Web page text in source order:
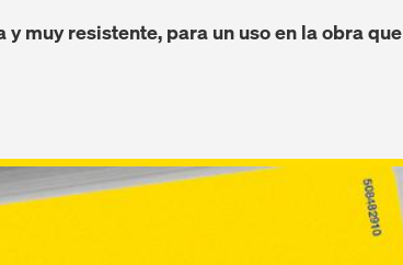
muy resistente, para un uso en la obra que